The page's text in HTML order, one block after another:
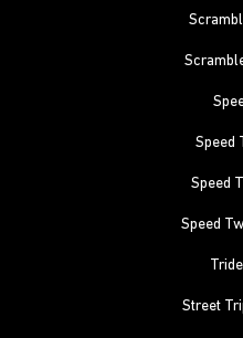
Speed
Speed
Speed
Street